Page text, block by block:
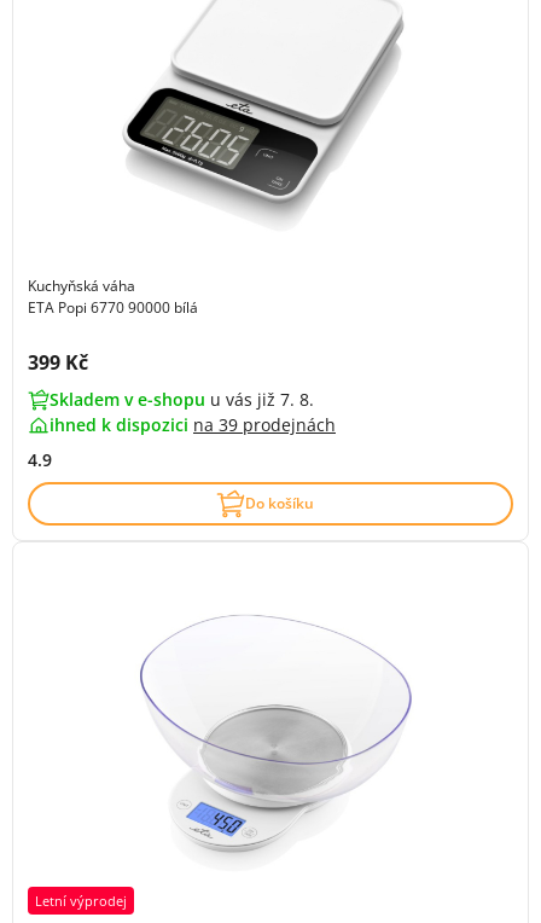
Kuchyňská váha
ETA Popi 6770 90000 bílá
Cena s DPH:
399 Kč
Skladem v e-shopu u vás již 7. 8.
ihned k dispozici na 39 prodejnách
4.9
Do košíku
Letní výprodej